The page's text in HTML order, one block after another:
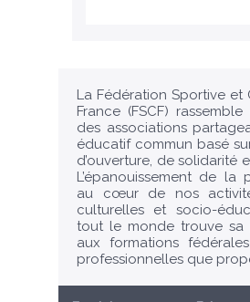
La Fédération Sportive et
France (FSCF)
des associations
éducatif commun basé
d’ouverture, de solidarité
L’épanouissement de la
au cœur de nos
culturelles et socio-
tout le monde trouve sa
aux formations
professionnelles que